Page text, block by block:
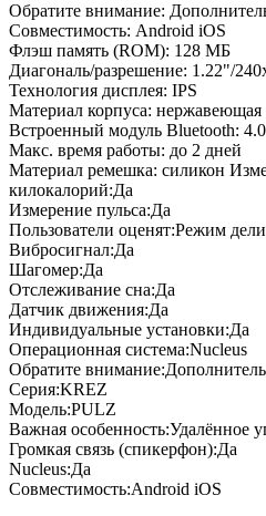
Обратите внимание:
Совместимость: Android iOS
Флэш память (ROM): 128 МБ
Диагональ/разрешение: 1.22"/
Технология дисплея: IPS
Материал корпуса: нержавеющая
Встроенный модуль Bluetooth:
Макс. время работы: до 2 дней
Материал ремешка: силикон
килокалорий:Да
Измерение пульса:Да
Пользователи оценят:Режим
Вибросигнал:Да
Шагомер:Да
Отслеживание сна:Да
Датчик движения:Да
Индивидуальные установки:Да
Операционная система:Nucleus
Обратите
Серия:KREZ
Модель:PULZ
Важная особенность:Удалённое
Громкая связь (спикерфон):Да
Nucleus:Да
Совместимость:Android iOS